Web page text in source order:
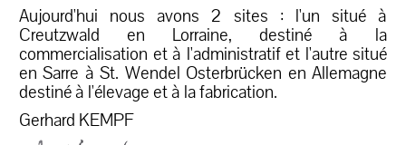
Aujourd'hui nous avons 2 sites : l'un situé à
Creutzwald en Lorraine, destiné à la
commercialisation et à l'administratif et l'autre situé
en Sarre à St. Wendel Osterbrücken en Allemagne
destiné à l'élevage et à la fabrication.
Gerhard KEMPF